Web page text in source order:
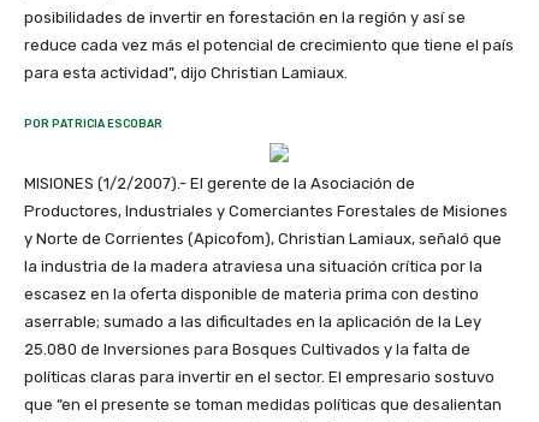
posibilidades de invertir en forestación en la región y así se
reduce cada vez más el potencial de crecimiento que tiene el país
para esta actividad”, dijo Christian Lamiaux.
POR PATRICIA ESCOBAR
MISIONES (1/2/2007).- El gerente de la Asociación de
Productores, Industriales y Comerciantes Forestales de Misiones
y Norte de Corrientes (Apicofom), Christian Lamiaux, señaló que
la industria de la madera atraviesa una situación crítica por la
escasez en la oferta disponible de materia prima con destino
aserrable; sumado a las dificultades en la aplicación de la Ley
25.080 de Inversiones para Bosques Cultivados y la falta de
políticas claras para invertir en el sector. El empresario sostuvo
que “en el presente se toman medidas políticas que desalientan